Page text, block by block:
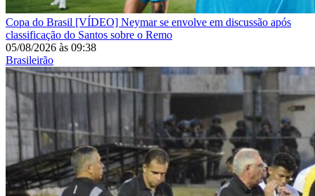
Copa do Brasil [VÍDEO] Neymar se envolve em discussão após
classificação do Santos sobre o Remo
05/08/2026 às 09:38
Brasileirão